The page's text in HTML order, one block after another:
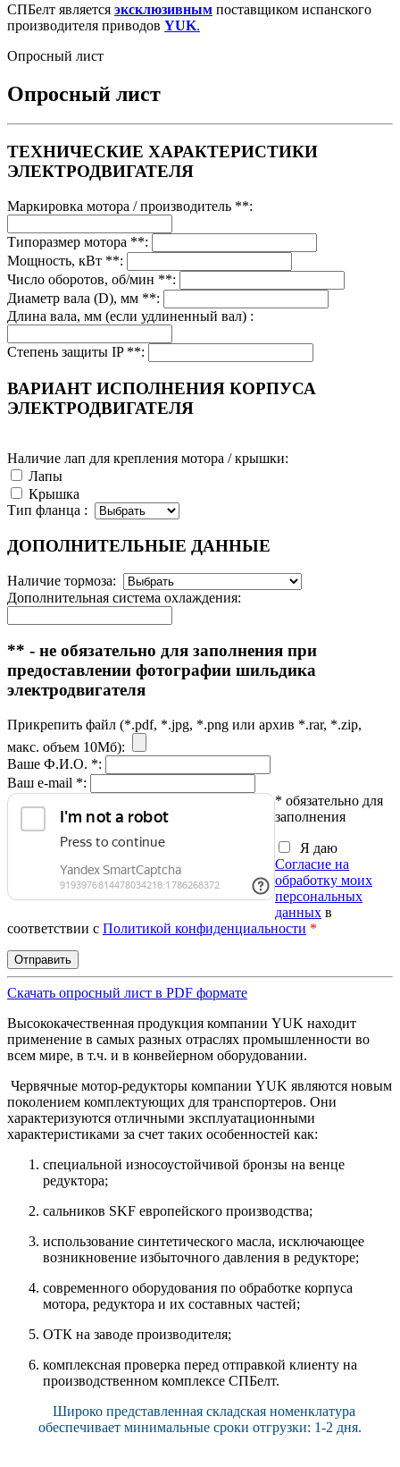
СПБелт является эксклюзивным поставщиком испанского
производителя приводов YUK.
Опросный лист
Опросный лист
ТЕХНИЧЕСКИЕ ХАРАКТЕРИСТИКИ
ЭЛЕКТРОДВИГАТЕЛЯ
Маркировка мотора / производитель **:
Типоразмер мотора **:
Мощность, кВт **:
Число оборотов, об/мин **:
Диаметр вала (D), мм **:
Длина вала, мм (если удлиненный вал) :
Степень защиты IP **:
ВАРИАНТ ИСПОЛНЕНИЯ КОРПУСА
ЭЛЕКТРОДВИГАТЕЛЯ
Наличие лап для крепления мотора / крышки:
Лапы
Крышка
Тип фланца :
ДОПОЛНИТЕЛЬНЫЕ ДАННЫЕ
Наличие тормоза:
Дополнительная система охлаждения:
** - не обязательно для заполнения при
предоставлении фотографии шильдика
электродвигателя
Прикрепить файл (*.pdf, *.jpg, *.png или архив *.rar, *.zip,
макс. объем 10Мб):
Ваше Ф.И.О. *:
Ваш e-mail *:
* обязательно для
заполнения
Я даю
Согласие на
обработку моих
персональных
данных в
соответствии с Политикой конфиденциальности *
Скачать опросный лист в PDF формате
Высококачественная продукция компании YUK находит
применение в самых разных отраслях промышленности во
всем мире, в т.ч. и в конвейерном оборудовании.
Червячные мотор-редукторы компании YUK являются новым
поколением комплектующих для транспортеров. Они
характеризуются отличными эксплуатационными
характеристиками за счет таких особенностей как:
специальной износоустойчивой бронзы на венце
редуктора;
сальников SKF европейского производства;
использование синтетического масла, исключающее
возникновение избыточного давления в редукторе;
современного оборудования по обработке корпуса
мотора, редуктора и их составных частей;
ОТК на заводе производителя;
комплексная проверка перед отправкой клиенту на
производственном комплексе СПБелт.
Широко представленная складская номенклатура
обеспечивает минимальные сроки отгрузки: 1-2 дня.